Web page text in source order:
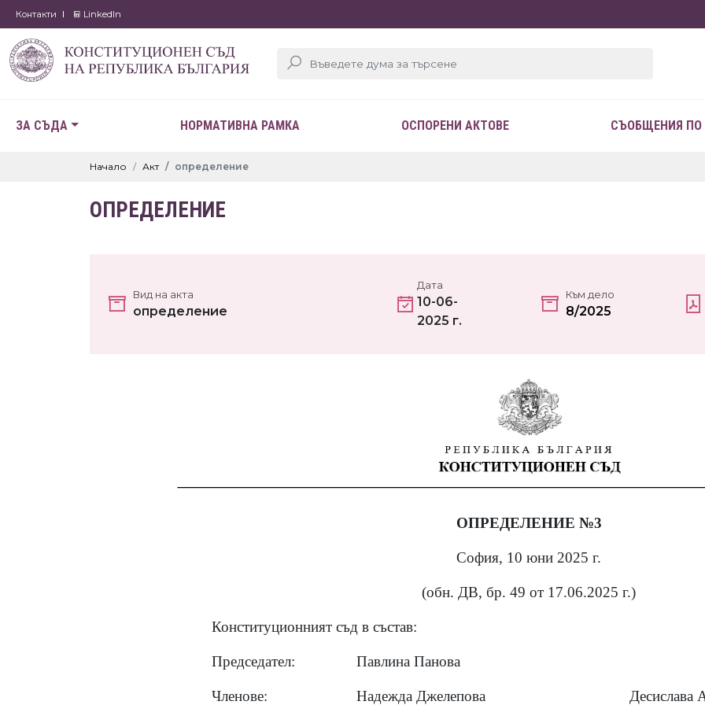
Контакти LinkedIn
ЗА СЪДА НОРМАТИВНА РАМКА ОСПОРЕНИ АКТОВЕ СЪОБЩЕНИЯ ПО
Начало Акт определение
ОПРЕДЕЛЕНИЕ
Вид на акта
определение
Дата
10-06-
2025 г.
Към дело
8/2025
ОПРЕДЕЛЕНИЕ №3
София, 10 юни 2025 г.
(обн. ДВ, бр. 49 от 17.06.2025 г.)
Конституционният съд в състав:
Председател: Павлина Панова
Членове: Надежда Джелепова
Десислава